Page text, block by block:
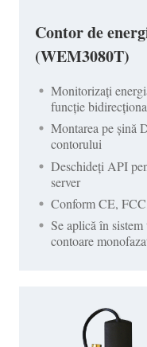
Contor de
(WEM3080T)
Monitorizați
funcție
Montarea pe șină
contorului
Deschideți API
server
Conform CE,
Se aplică în
contoare